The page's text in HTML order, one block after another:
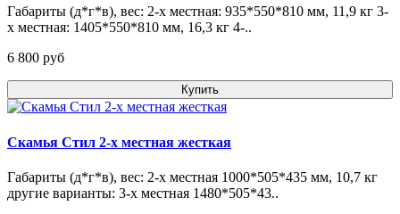
Габариты (д*г*в), вес: 2-х местная: 935*550*810 мм, 11,9 кг 3-
х местная: 1405*550*810 мм, 16,3 кг 4-..
6 800 pуб
Купить
Скамья Стил 2-х местная жесткая
Габариты (д*г*в), вес: 2-х местная 1000*505*435 мм, 10,7 кг
другие варианты: 3-х местная 1480*505*43..